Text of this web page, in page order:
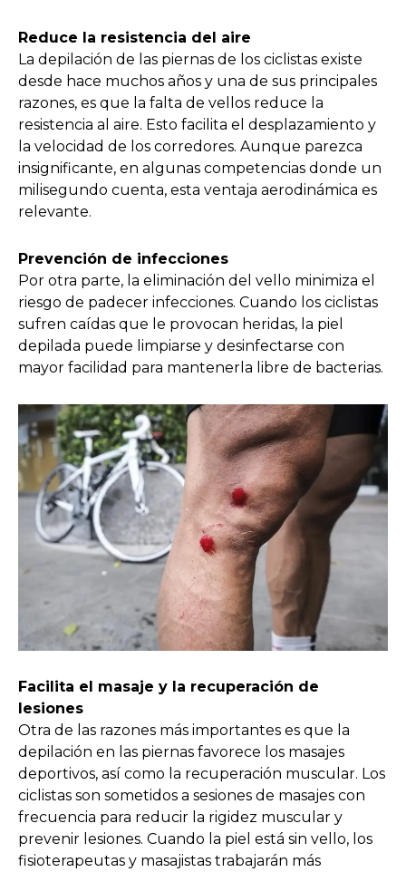
Reduce la resistencia del aire
La depilación de las piernas de los ciclistas existe
desde hace muchos años y una de sus principales
razones, es que la falta de vellos reduce la
resistencia al aire. Esto facilita el desplazamiento y
la velocidad de los corredores. Aunque parezca
insignificante, en algunas competencias donde un
milisegundo cuenta, esta ventaja aerodinámica es
relevante.
Prevención de infecciones
Por otra parte, la eliminación del vello minimiza el
riesgo de padecer infecciones. Cuando los ciclistas
sufren caídas que le provocan heridas, la piel
depilada puede limpiarse y desinfectarse con
mayor facilidad para mantenerla libre de bacterias.
Facilita el masaje y la recuperación de
lesiones
Otra de las razones más importantes es que la
depilación en las piernas favorece los masajes
deportivos, así como la recuperación muscular. Los
ciclistas son sometidos a sesiones de masajes con
frecuencia para reducir la rigidez muscular y
prevenir lesiones. Cuando la piel está sin vello, los
fisioterapeutas y masajistas trabajarán más